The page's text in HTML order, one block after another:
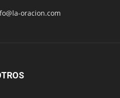
oracion.com